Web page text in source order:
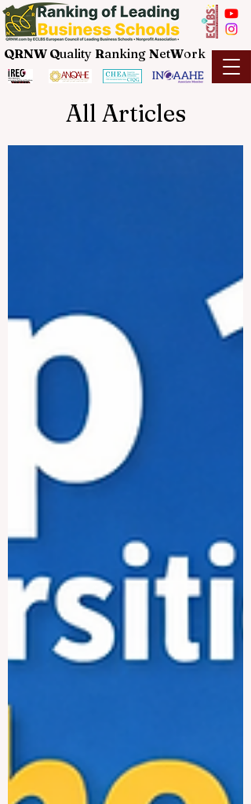
QRNW Quality Ranking NetWork
All Articles